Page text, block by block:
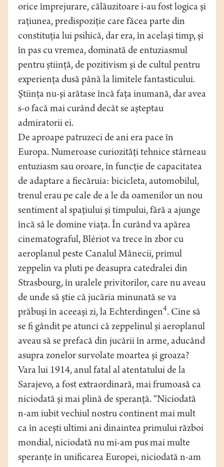
orice împrejurare, călăuzitoare i-au fost logica şi
raţiunea, predispoziţie care făcea parte din
constituţia lui psihică, dar era, în acelaşi timp, şi
în pas cu vremea, dominată de entuziasmul
pentru ştiinţă, de pozitivism şi de cultul pentru
experienţa dusă până la limitele fantasticului.
Ştiinţa nu-şi arătase încă faţa inumană, dar avea
s-o facă mai curând decât se aşteptau
admiratorii ei.
De aproape patruzeci de ani era pace în
Europa. Numeroase curiozităţi tehnice stârneau
entuziasm sau oroare, în funcţie de capacitatea
de adaptare a fiecăruia: bicicleta, automobilul,
trenul erau pe cale de a le da oamenilor un nou
sentiment al spaţiului şi timpului, fără a ajunge
încă să le domine viaţa. În curând va apărea
cinematograful, Blériot va trece în zbor cu
aeroplanul peste Canalul Mânecii, primul
zeppelin va pluti pe deasupra catedralei din
Strasbourg, în uralele privitorilor, care nu aveau
de unde să ştie că jucăria minunată se va
prăbuşi în aceeaşi zi, la Echterdingen4. Cine să
se fi gândit pe atunci că zeppelinul şi aeroplanul
aveau să se prefacă din jucării în arme, aducând
asupra zonelor survolate moartea şi groaza?
Vara lui 1914, anul fatal al atentatului de la
Sarajevo, a fost extraordinară, mai frumoasă ca
niciodată şi mai plină de speranţă. “Niciodată
n-am iubit vechiul nostru continent mai mult
ca în aceşti ultimi ani dinaintea primului război
mondial, niciodată nu mi-am pus mai multe
speranţe în unificarea Europei, niciodată n-am